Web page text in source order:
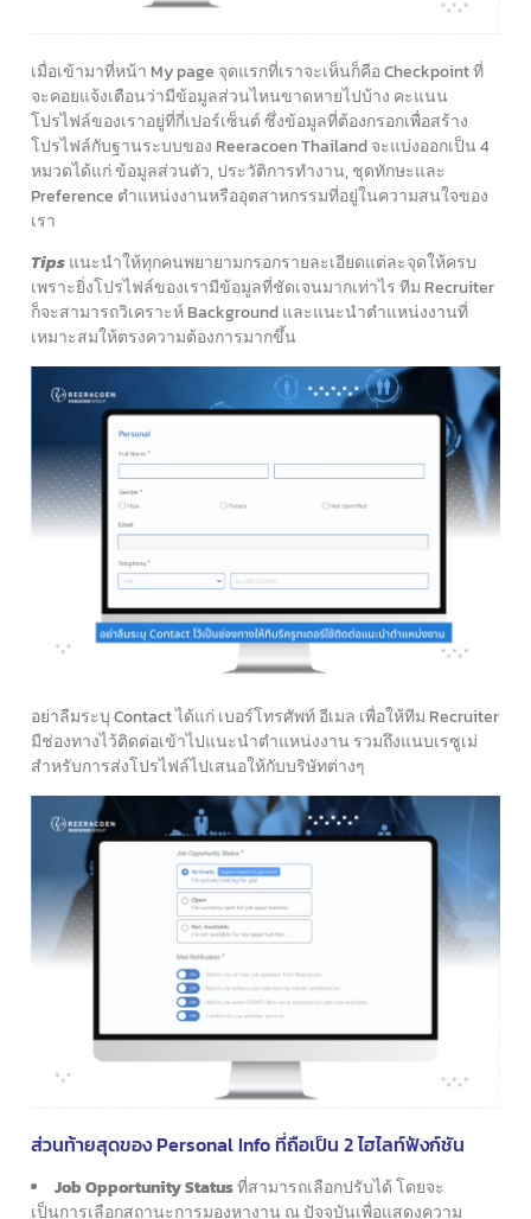
เมื่อเข้ามาที่หน้า My page จุดแรกที่เราจะเห็นก็คือ Checkpoint ที่
จะคอยแจ้งเตือนว่ามีข้อมูลส่วนไหนขาดหายไปบ้าง คะแนน
โปรไฟล์ของเราอยู่ที่กี่เปอร์เซ็นต์ ซึ่งข้อมูลที่ต้องกรอกเพื่อสร้าง
โปรไฟล์กับฐานระบบของ Reeracoen Thailand จะแบ่งออกเป็น 4
หมวดได้แก่ ข้อมูลส่วนตัว, ประวัติการทำงาน, ชุดทักษะและ
Preference ตำแหน่งงานหรืออุตสาหกรรมที่อยู่ในความสนใจของ
เรา
Tipsแนะนำให้ทุกคนพยายามกรอกรายละเอียดแต่ละจุดให้ครบ
เพราะยิ่งโปรไฟล์ของเรามีข้อมูลที่ชัดเจนมากเท่าไร ทีม Recruiter
ก็จะสามารถวิเคราะห์ Background และแนะนำตำแหน่งงานที่
เหมาะสมให้ตรงความต้องการมากขึ้น
อย่าลืมระบุ Contact ได้แก่ เบอร์โทรศัพท์ อีเมล เพื่อให้ทีม Recruiter
มีช่องทางไว้ติดต่อเข้าไปแนะนำตำแหน่งงาน รวมถึงแนบเรซูเม่
สำหรับการส่งโปรไฟล์ไปเสนอให้กับบริษัทต่างๆ
ส่วนท้ายสุดของ Personal Info ที่ถือเป็น 2 ไฮไลท์ฟังก์ชัน
Job Opportunity Statusที่สามารถเลือกปรับได้ โดยจะ
เป็นการเลือกสถานะการมองหางาน ณ ปัจจุบันเพื่อแสดงความ